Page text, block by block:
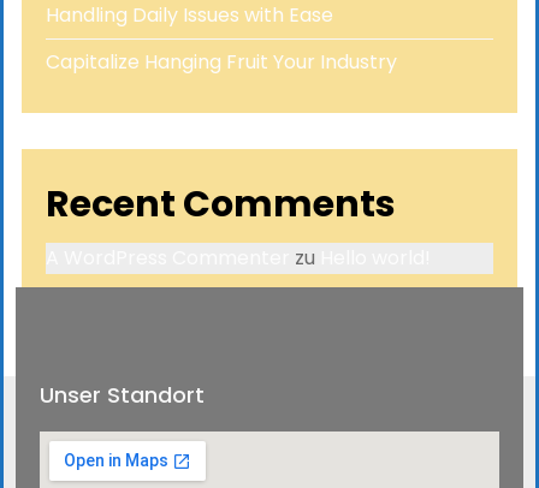
Handling Daily Issues with Ease
Capitalize Hanging Fruit Your Industry
Recent Comments
zu
Unser Standort